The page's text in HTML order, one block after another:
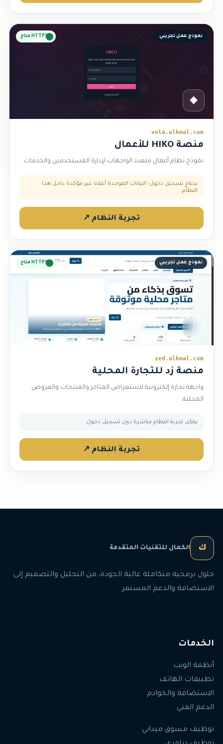
نموذج عمل تجريبي HTTPS متاح
◆
vola.alkmal.com
منصة HIKO للأعمال
نموذج نظام أعمال متعدد الواجهات لإدارة المستخدمين والخدمات.
يحتاج تسجيل دخول؛ البيانات الموحدة أعلاه غير مؤكدة داخل هذا
النظام.
تجربة النظام ↗
نموذج عمل تجريبي HTTPS متاح
ز
zed.alkmal.com
منصة زد للتجارة المحلية
واجهة تجارة إلكترونية لاستعراض المتاجر والمنتجات والعروض
المحلية.
يمكن تجربة النظام مباشرة دون تسجيل دخول.
تجربة النظام ↗
ك الكمال للتقنيات المتقدمة
حلول برمجية متكاملة عالية الجودة، من التحليل والتصميم إلى
الاستضافة والدعم المستمر.
الخدمات
أنظمة الويب
تطبيقات الهاتف
الاستضافة والخوادم
الدعم الفني
توظيف مسوق ميداني